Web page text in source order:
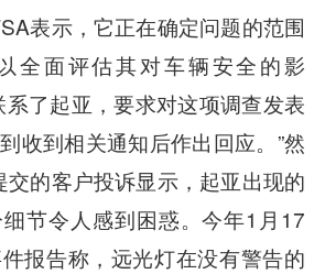
表示，它正在确定问题的范围
全面评估其对车辆安全的影
系了起亚，要求对这项调查发表
收到相关通知后作出回应。”然
的客户投诉显示，起亚出现的
节令人感到困惑。今年1月17
报告称，远光灯在没有警告的